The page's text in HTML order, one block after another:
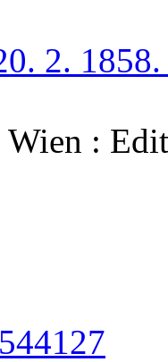
2.
Wien :